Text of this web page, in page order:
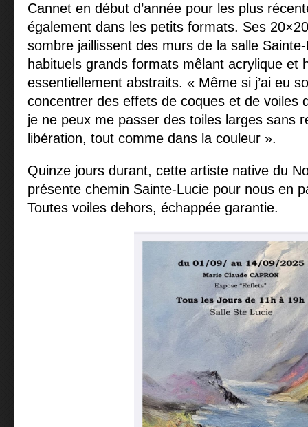
Cannet en début d’année pour les plus
également dans les petits formats. Ses
sombre jaillissent des murs de la salle
habituels grands formats mêlant acrylique et
essentiellement abstraits. « Même si j’ai eu
concentrer des effets de coques et de voiles
je ne peux me passer des toiles larges sans
libération, tout comme dans la couleur ».
Quinze jours durant, cette artiste native du
présente chemin Sainte-Lucie pour nous en
Toutes voiles dehors, échappée garantie.